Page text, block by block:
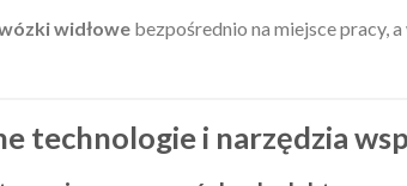
widłowebezpośrednio na miejsce pracy,
technologie i narzędzia